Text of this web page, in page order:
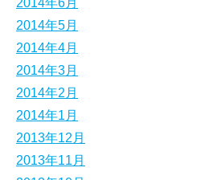
2014年5月
2014年4月
2014年3月
2014年2月
2014年1月
2013年12月
2013年11月